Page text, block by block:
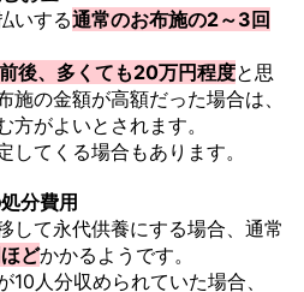
いする通常のお布施の2～3回
後、多くても20万円程度と思
施の金額が高額だった場合は、
方がよいとされます。
てくる場合もあります。
分費用
して永代供養にする場合、通常
どかかるようです。
人分収められていた場合、